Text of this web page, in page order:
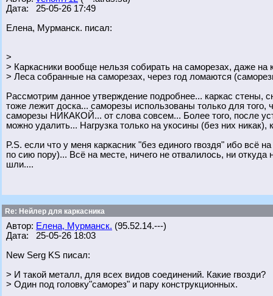
Дата: 25-05-26 17:49
Елена, Мурманск. писал:
>
> Каркасники вообще нельзя собирать на саморезах, даже на
> Леса собранные на саморезах, через год ломаются
Рассмотрим данное утверждение подробнее... каркас стены,
тоже лежит доска... саморезы использованы только для
саморезы НИКАКОЙ... от слова совсем... Более того, после
можно удалить... Нагрузка только на укосины (без них
P.S. если что у меня каркасник "без единого гвоздя" ибо
по сию пору)... Всё на месте, ничего не отвалилось, ни
шли....
Re: Нейлер для каркасника
Автор: Елена, Мурманск. (95.52.14.---)
Дата: 25-05-26 18:03
New Serg KS писал:
> И такой металл, для всех видов соединений. Какие гвозди?
> Один под головку"саморез" и пару конструкционных.